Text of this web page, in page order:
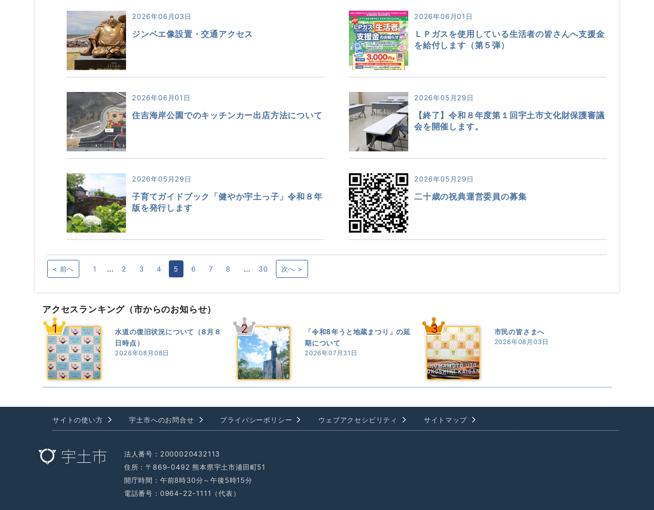
2026年06月03日
ジンベエ像設置・交通アクセス
2026年06月01日
ＬＰガスを使用している生活者の皆さんへ支援金
を給付します（第５弾）
2026年06月01日
住吉海岸公園でのキッチンカー出店方法について
2026年05月29日
【終了】令和８年度第１回宇土市文化財保護審議
会を開催します。
2026年05月29日
子育てガイドブック「健やか宇土っ子」令和８年
版を発行します
2026年05月29日
二十歳の祝典運営委員の募集
< 前へ 1 … 2 3 4 5 6 7 8 … 30 次へ >
アクセスランキング （市からのお知らせ）
1
水道の復旧状況について（8月８
日時点）
2026年08月08日
2
「令和8年うと地蔵まつり」の延
期について
2026年07月31日
3 市民の皆さまへ
2026年08月03日
サイトの使い方 宇土市へのお問合せ プライバシーポリシー ウェブアクセシビリティ サイトマップ
法人番号：2000020432113
住所：〒869-0492 熊本県宇土市浦田町51
開庁時間：午前8時30分～午後5時15分
電話番号：0964-22-1111（代表）